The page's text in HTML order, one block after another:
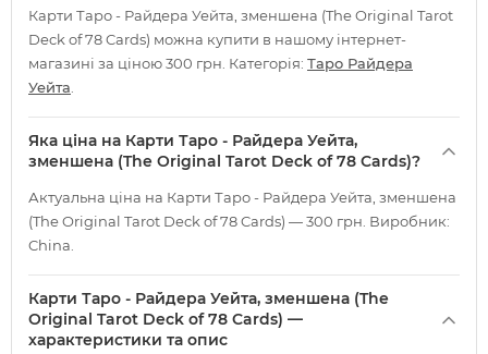
Карти Таро - Райдера Уейта, зменшена (The Original Tarot
Deck of 78 Cards) можна купити в нашому інтернет-
магазині за ціною 300 грн. Категорія: Таро Райдера
Уейта
Яка ціна на Карти Таро - Райдера Уейта,
зменшена (The Original Tarot Deck of 78 Cards)?
Актуальна ціна на Карти Таро - Райдера Уейта, зменшена
(The Original Tarot Deck of 78 Cards) — 300 грн. Виробник:
China.
Карти Таро - Райдера Уейта, зменшена (The
Original Tarot Deck of 78 Cards) —
характеристики та опис